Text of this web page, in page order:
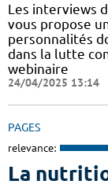
Les interviews
vous propose
personnalités
dans la lutte
webinaire
24/04/2025 13:14
PAGES
relevance:
La